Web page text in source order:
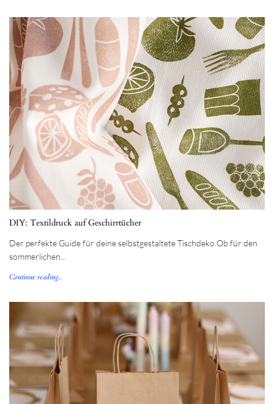
DIY: Textildruck auf Geschirrtücher
Der perfekte Guide für deine selbstgestaltete Tischdeko.Ob für den
sommerlichen…
Continue reading...